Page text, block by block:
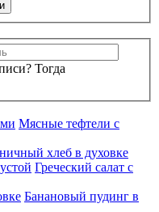
Тогда
Мясные тефтели с
хлеб в духовке
Греческий салат с
Банановый пудинг в